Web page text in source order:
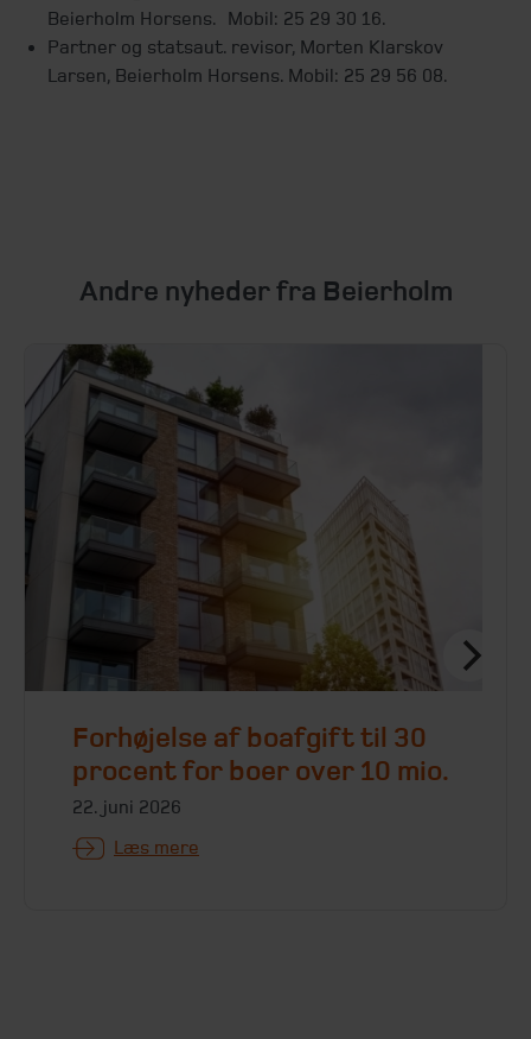
Beierholm Horsens. Mobil: 25 29 30 16.
Partner og statsaut. revisor, Morten Klarskov
Larsen, Beierholm Horsens. Mobil: 25 29 56 08.
Andre nyheder fra Beierholm
Forhøjelse af boafgift til 30
procent for boer over 10 mio.
22. juni 2026
Læs mere